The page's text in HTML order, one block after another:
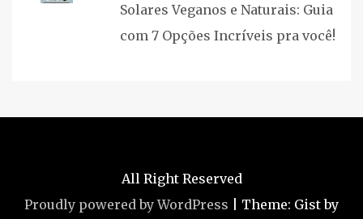
Solares Veganos e Naturais: Guia
com 7 Opções Incríveis pra você!
All Right Reserved
Proudly powered by WordPress
Theme: Gist by